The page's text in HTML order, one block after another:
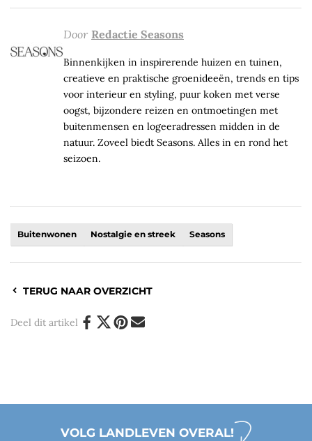
Door Redactie Seasons
Binnenkijken in inspirerende huizen en tuinen,
creatieve en praktische groenideeën, trends en tips
voor interieur en styling, puur koken met verse
oogst, bijzondere reizen en ontmoetingen met
buitenmensen en logeeradressen midden in de
natuur. Zoveel biedt Seasons. Alles in en rond het
seizoen.
Buitenwonen Nostalgie en streek Seasons
TERUG NAAR OVERZICHT
Deel dit artikel
VOLG LANDLEVEN OVERAL!